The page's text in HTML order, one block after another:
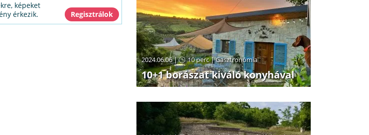
képeket
érkezik.
2024.06.06 | 10 perc|Gasztronómia
10+1 borászat kiváló konyhával